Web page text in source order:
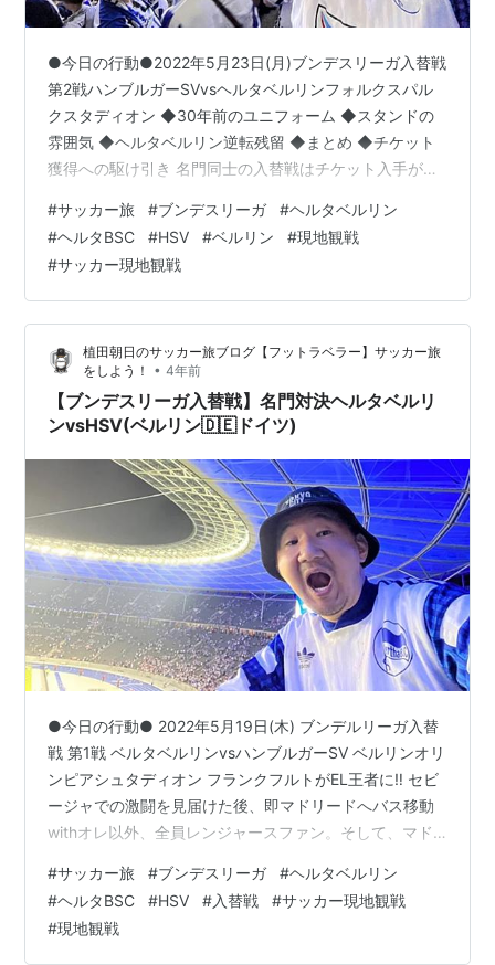
●今日の行動●2022年5月23日(月)ブンデスリーガ入替戦
第2戦ハンブルガーSVvsヘルタベルリンフォルクスパル
クスタディオン ◆30年前のユニフォーム ◆スタンドの
雰囲気 ◆ヘルタベルリン逆転残留 ◆まとめ ◆チケット
獲得への駆け引き 名門同士の入替戦はチケット入手が困
タディオン。しかも、元々、ヘルタは好きなのでメンバ
ー登録してたから何なくオンラインで定価でゲット！で
も、問題はこの2戦目です。名門がまさかの降格。そし
て、自動昇格を逃すも入替戦でブンデスリーガ復帰のチ
ャンス！HSVのファンなら誰もが見たい試合だよね。 当
然、発売と同時に即完…
#サッカー旅 #ブンデスリーガ #ヘルタベルリン
#ヘルタBSC #HSV #ベルリン #現地観戦
#サッカー現地観戦
植田朝日のサッカー旅ブログ【フットラベラー】サッカー旅
をしよう！
• 4年前
【ブンデスリーガ入替戦】名門対決ヘルタベルリ
ンvsHSV(ベルリン🇩🇪ドイツ)
●今日の行動● 2022年5月19日(木) ブンデルリーガ入替
戦 第1戦 ベルタベルリンvsハンブルガーSV ベルリンオリ
ンピアシュタディオン フランクフルトがEL王者に‼️ セビ
ージャでの激闘を見届けた後、即マドリードへバス移動
withオレ以外、全員レンジャースファン。そして、マド
個人的にELファイナルより、この試合の方が熱く盛り上
がるんじゃないかと読んでいたんだよね⁉️ 名門同士のヤ
バいカードだよね！ だって第3国開催でチケットが高い
#サッカー旅 #ブンデスリーガ #ヘルタベルリン
#ヘルタBSC #HSV #入替戦 #サッカー現地観戦
#現地観戦